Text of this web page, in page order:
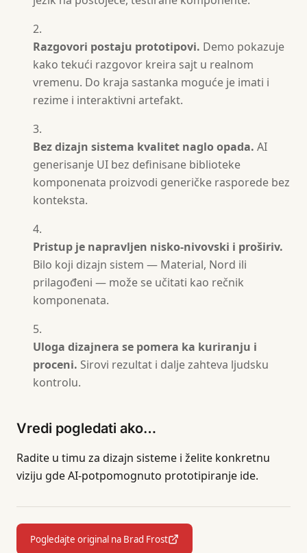
Razgovori postaju prototipovi. Demo pokazuje
kako tekući razgovor kreira sajt u realnom
vremenu. Do kraja sastanka moguće je imati i
rezime i interaktivni artefakt.
Bez dizajn sistema kvalitet naglo opada. AI
generisanje UI bez definisane biblioteke
komponenata proizvodi generičke rasporede bez
konteksta.
Pristup je napravljen nisko-nivovski i proširiv.
Bilo koji dizajn sistem — Material, Nord ili
prilagođeni — može se učitati kao rečnik
komponenata.
Uloga dizajnera se pomera ka kuriranju i
proceni. Sirovi rezultat i dalje zahteva ljudsku
kontrolu.
Vredi pogledati ako…
Radite u timu za dizajn sisteme i želite konkretnu
viziju gde AI-potpomognuto prototipiranje ide.
Pogledajte original na Brad Frost